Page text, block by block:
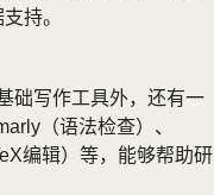
持。
础写作工具外，还有一
（语法检查）、
编辑）等，能够帮助研